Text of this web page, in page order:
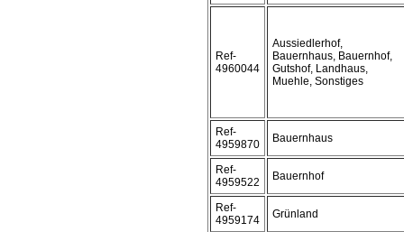
Ref-
4960044
Aussiedlerhof,
Bauernhaus, Bauernhof,
Gutshof, Landhaus,
Muehle, Sonstiges
Ref-
4959870
Bauernhaus
Ref-
4959522
Bauernhof
Ref-
4959174
Grünland